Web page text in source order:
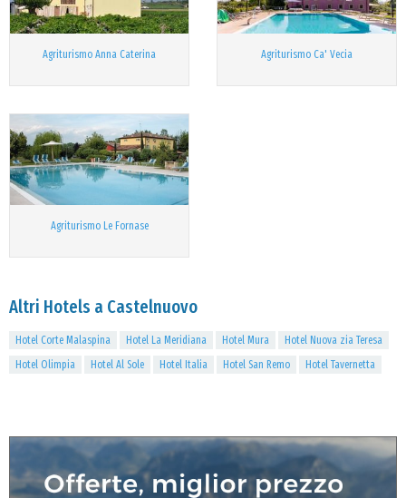
Agriturismo Anna Caterina Agriturismo Ca' Vecia
Agriturismo Le Fornase
Altri Hotels a Castelnuovo
Hotel Corte Malaspina Hotel La Meridiana Hotel Mura
Hotel Nuova zia Teresa
Hotel Olimpia
Hotel Al Sole Hotel Italia Hotel San Remo Hotel Tavernetta